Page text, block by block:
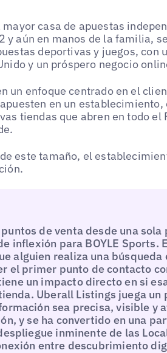
mayor casa de apuestas
y aún en manos de la familia,
deportivas y juegos, con
y un próspero negocio
un enfoque centrado en el
en un
tiendas que abren en todo el
este tamaño, el
de venta desde una
inflexión para BOYLE Sports.
alguien realiza una
el primer punto de contacto
un impacto directo en si
Uberall Listings juega
sea precisa, visible y
y se ha convertido en una
inminente de las
entre descubrimiento